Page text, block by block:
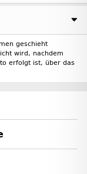
geschieht
wird, nachdem
erfolgt ist, über das